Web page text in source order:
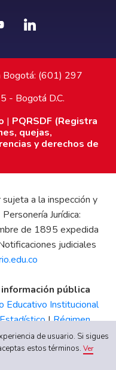
Bogotá: (601) 297
- Bogotá D.C.
| PQRSDF (Registra
quejas,
y derechos de
a la inspección y
Jurídica:
de 1895 expedida
judiciales
pública
Educativo Institucional
|Régimen
Código de Ética| Canal
UR
de usuario. Si sigues
estos términos.Ver